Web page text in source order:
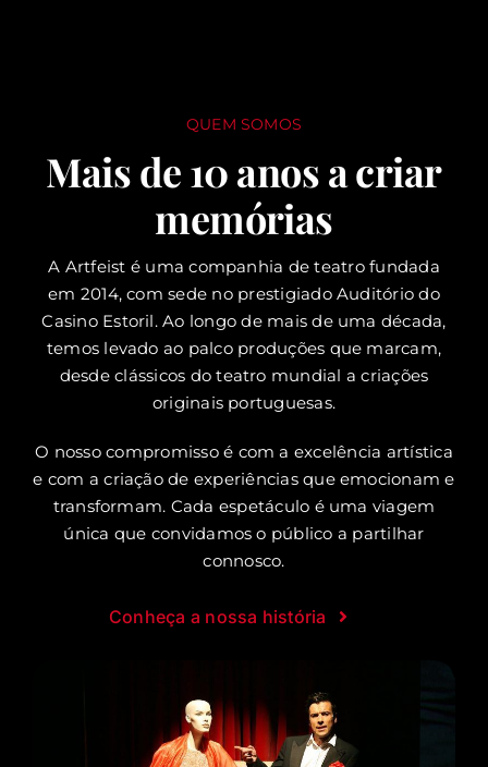
QUEM SOMOS
Mais de 10 anos a criar
memórias
A Artfeist é uma companhia de teatro fundada
em 2014, com sede no prestigiado Auditório do
Casino Estoril. Ao longo de mais de uma década,
temos levado ao palco produções que marcam,
desde clássicos do teatro mundial a criações
originais portuguesas.
O nosso compromisso é com a excelência artística
e com a criação de experiências que emocionam e
transformam. Cada espetáculo é uma viagem
única que convidamos o público a partilhar
connosco.
Conheça a nossa história